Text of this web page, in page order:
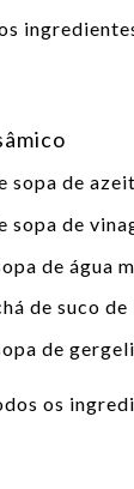
sopa de
sopa de
de água
de suco de
de
os